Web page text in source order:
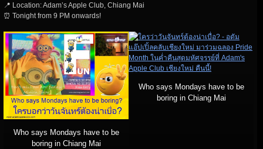
📍 Location: Adam’s Apple Club, Chiang Mai
⏰ Tonight from 9 PM onwards!
Who says Mondays have to be
boring in Chiang Mai
Who says Mondays have to be
boring in Chiang Mai